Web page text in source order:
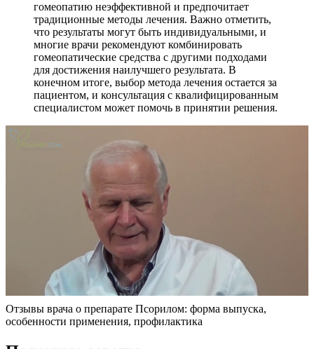
гомеопатию неэффективной и предпочитает
традиционные методы лечения. Важно отметить,
что результаты могут быть индивидуальными, и
многие врачи рекомендуют комбинировать
гомеопатические средства с другими подходами
для достижения наилучшего результата. В
конечном итоге, выбор метода лечения остается за
пациентом, и консультация с квалифицированным
специалистом может помочь в принятии решения.
Отзывы врача о препарате Псорилом: форма выпуска,
особенности применения, профилактика